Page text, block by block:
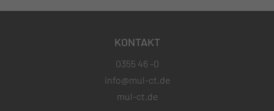
KONTAKT
0355 46 -0
info@mul-ct.de
mul-ct.de